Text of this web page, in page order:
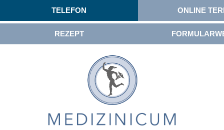
TELEFON ONLINE
REZEPT